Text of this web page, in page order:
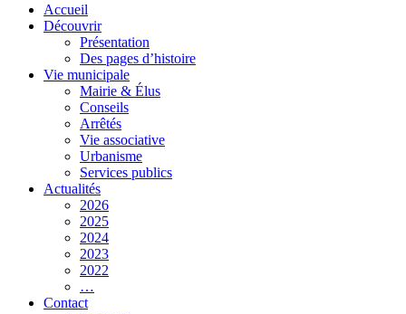
Accueil
Découvrir
Présentation
Des pages d’histoire
Vie municipale
Mairie & Élus
Conseils
Arrêtés
Vie associative
Urbanisme
Services publics
Actualités
2026
2025
2024
2023
2022
…
Contact